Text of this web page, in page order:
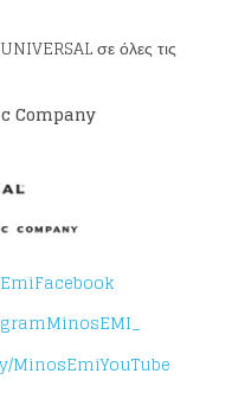
σε όλες τις
Company
MinosEmiYouTube